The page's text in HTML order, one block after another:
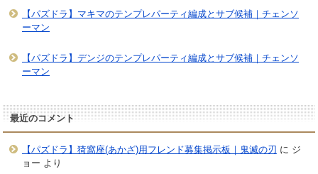
【パズドラ】マキマのテンプレパーティ編成とサブ候補｜チェンソ
ーマン
【パズドラ】デンジのテンプレパーティ編成とサブ候補｜チェンソ
ーマン
最近のコメント
【パズドラ】猗窩座(あかざ)用フレンド募集掲示板｜鬼滅の刃 に ジ
ョー より